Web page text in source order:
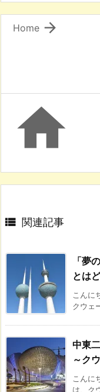

Home

 関連記事
「夢
とは
こんに
クウェ
中東
～ク
こんに
は、ク